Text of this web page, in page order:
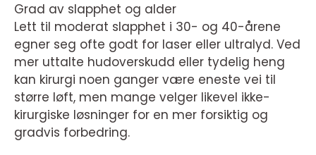
Grad av slapphet og alder
Lett til moderat slapphet i 30- og 40-årene
egner seg ofte godt for laser eller ultralyd. Ved
mer uttalte hudoverskudd eller tydelig heng
kan kirurgi noen ganger være eneste vei til
større løft, men mange velger likevel ikke-
kirurgiske løsninger for en mer forsiktig og
gradvis forbedring.